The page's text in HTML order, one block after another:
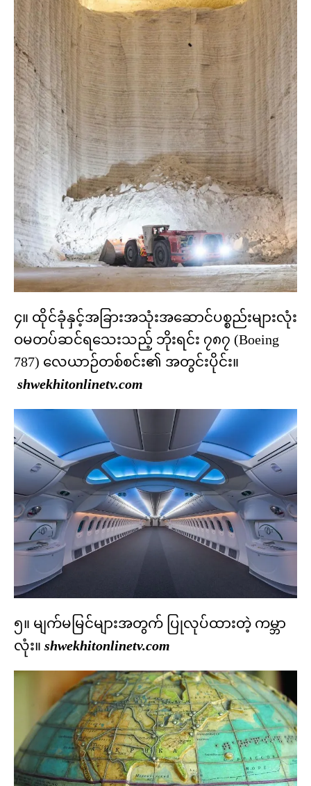
၄။ ထိုင်ခုံနှင့်အခြားအသုံးအဆောင်ပစ္စည်းများလုံး
ဝမတပ်ဆင်ရသေးသည့် ဘိုးရင်း ၇၈၇ (Boeing
787) လေယာဉ်တစ်စင်း၏ အတွင်းပိုင်း။
shwekhitonlinetv.com
၅။ မျက်မမြင်များအတွက် ပြုလုပ်ထားတဲ့ ကမ္ဘာ
လုံး။ shwekhitonlinetv.com